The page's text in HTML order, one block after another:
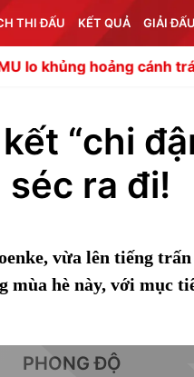
THI ĐẤU KẾT QUẢ GIẢI ĐẤU
cánh trái HLV
“chi
séc ra đi!
vừa lên tiếng
mùa hè này, với mục
PHONG ĐỘ